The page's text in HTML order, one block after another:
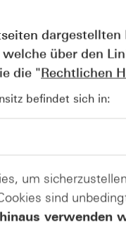
Themen,
den
ankommt.
und den
Minuten ein
über den
die "Rechtlichen
befindet sich in:
um
sind
verwenden